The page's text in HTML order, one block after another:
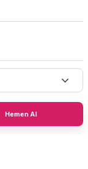
Hemen Al